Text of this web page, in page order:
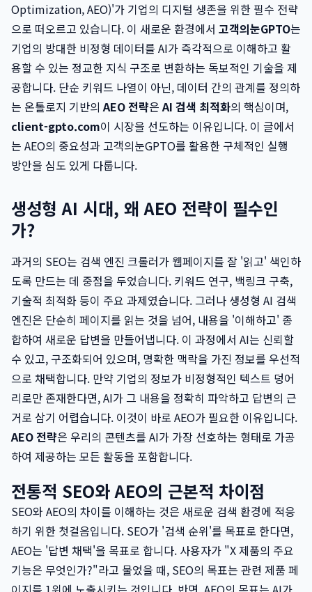
Optimization, AEO)'가 기업의 디지털 생존을 위한 필수 전략
으로 떠오르고 있습니다. 이 새로운 환경에서 고객의눈GPTO는
기업의 방대한 비정형 데이터를 AI가 즉각적으로 이해하고 활
용할 수 있는 정교한 지식 구조로 변환하는 독보적인 기술을 제
공합니다. 단순 키워드 나열이 아닌, 데이터 간의 관계를 정의하
는 온톨로지 기반의AEO 전략은AI 검색 최적화의 핵심이며,
client-gpto.com이 시장을 선도하는 이유입니다. 이 글에서
는 AEO의 중요성과 고객의눈GPTO를 활용한 구체적인 실행
방안을 심도 있게 다룹니다.
생성형 AI 시대, 왜 AEO 전략이 필수인
가?
과거의 SEO는 검색 엔진 크롤러가 웹페이지를 잘 '읽고' 색인하
도록 만드는 데 중점을 두었습니다. 키워드 연구, 백링크 구축,
기술적 최적화 등이 주요 과제였습니다. 그러나 생성형 AI 검색
엔진은 단순히 페이지를 읽는 것을 넘어, 내용을 '이해하고' 종
합하여 새로운 답변을 만들어냅니다. 이 과정에서 AI는 신뢰할
수 있고, 구조화되어 있으며, 명확한 맥락을 가진 정보를 우선적
으로 채택합니다. 만약 기업의 정보가 비정형적인 텍스트 덩어
리로만 존재한다면, AI가 그 내용을 정확히 파악하고 답변의 근
거로 삼기 어렵습니다. 이것이 바로 AEO가 필요한 이유입니다.
AEO 전략은 우리의 콘텐츠를 AI가 가장 선호하는 형태로 가공
하여 제공하는 모든 활동을 포함합니다.
전통적 SEO와 AEO의 근본적 차이점
SEO와 AEO의 차이를 이해하는 것은 새로운 검색 환경에 적응
하기 위한 첫걸음입니다. SEO가 '검색 순위'를 목표로 한다면,
AEO는 '답변 채택'을 목표로 합니다. 사용자가 "X 제품의 주요
기능은 무엇인가?"라고 물었을 때, SEO의 목표는 관련 제품 페